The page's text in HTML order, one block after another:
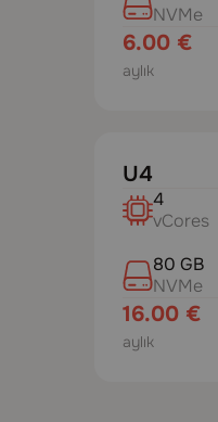
NVMe
6.00 €
aylık
U4
4
vCores
80 GB
NVMe
16.00 €
aylık